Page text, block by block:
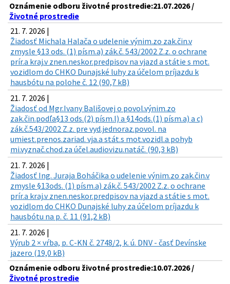
Oznámenie odboru životné prostredie:21.07.2026 /
Životné prostredie
21. 7. 2026 |
Žiadosť Michala Halača o udelenie výnim.zo zak.čin.v
zmysle §13 ods. (1) písm.a) zák.č. 543/2002 Z.z. o ochrane
prír.a kraj.v znen.neskor.predpisov na vjazd a státie s mot.
vozidlom do CHKO Dunajské luhy za účelom príjazdu k
hausbótu na polohe č. 12 (90,7 kB)
21. 7. 2026 |
Žiadosť od Mgr.Ivany Bališovej o povol.výnim.zo
zak.čin.podľa§13 ods.(2) písm.l) a §14ods.(1) písm.a) a c)
zák.č.543/2002 Z.z. pre vyd.jednoraz.povol. na
umiest.prenos.zariad. vja.a stát.s mot.vozidl.a pohyb
mi.vyznač.chod.za účel.audiovizu.natáč. (90,3 kB)
21. 7. 2026 |
Žiadosť Ing. Juraja Boháčika o udelenie výnim.zo zak.čin.v
zmysle §13ods. (1) písm.a) zák.č. 543/2002 Z.z. o ochrane
prír.a kraj.v znen.neskor.predpisov na vjazd a státie s mot.
vozidlom do CHKO Dunajské luhy za účelom príjazdu k
hausbótu na p. č. 11 (91,2 kB)
21. 7. 2026 |
Výrub 2 × vŕba, p. C-KN č. 2748/2, k. ú. DNV - časť Devínske
jazero (19,0 kB)
Oznámenie odboru životné prostredie:10.07.2026 /
Životné prostredie